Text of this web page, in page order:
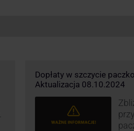
Dopłaty w szczycie
Aktualizacja 08.10.2024